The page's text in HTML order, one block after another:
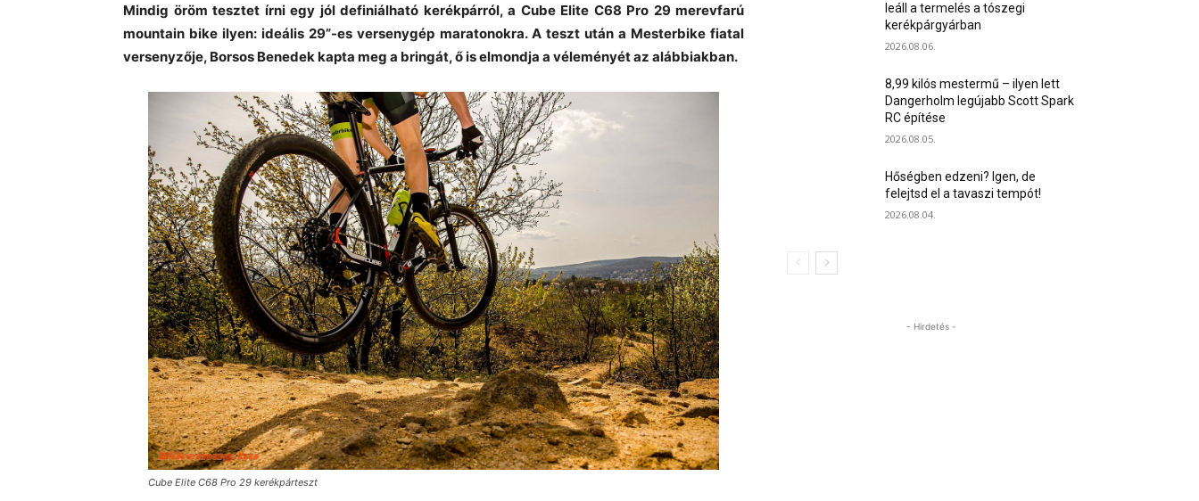
Mindig öröm tesztet írni egy jól definiálható kerékpárról, a Cube Elite C68 Pro 29 merevfarú
mountain bike ilyen: ideális 29”-es versenygép maratonokra. A teszt után a Mesterbike fiatal
versenyzője, Borsos Benedek kapta meg a bringát, ő is elmondja a véleményét az alábbiakban.
Cube Elite C68 Pro 29 kerékpárteszt
leáll a termelés a tószegi
kerékpárgyárban
2026.08.06.
8,99 kilós mestermű – ilyen lett
Dangerholm legújabb Scott Spark
RC építése
2026.08.05.
Hőségben edzeni? Igen, de
felejtsd el a tavaszi tempót!
2026.08.04.
- Hirdetés -